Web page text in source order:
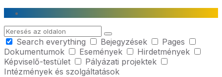
Skip
content
Skip
main
navigation
Skip
footer
Search
Search everything
Bejegyzések
Pages
Dokumentumok
Események
Hirdetmények
Képviselő-testület
Pályázati projektek
Intézmények és szolgáltatások